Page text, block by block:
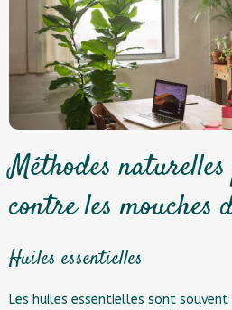
Méthodes
contre les mouches
Huiles essentielles
Les huiles essentielles sont